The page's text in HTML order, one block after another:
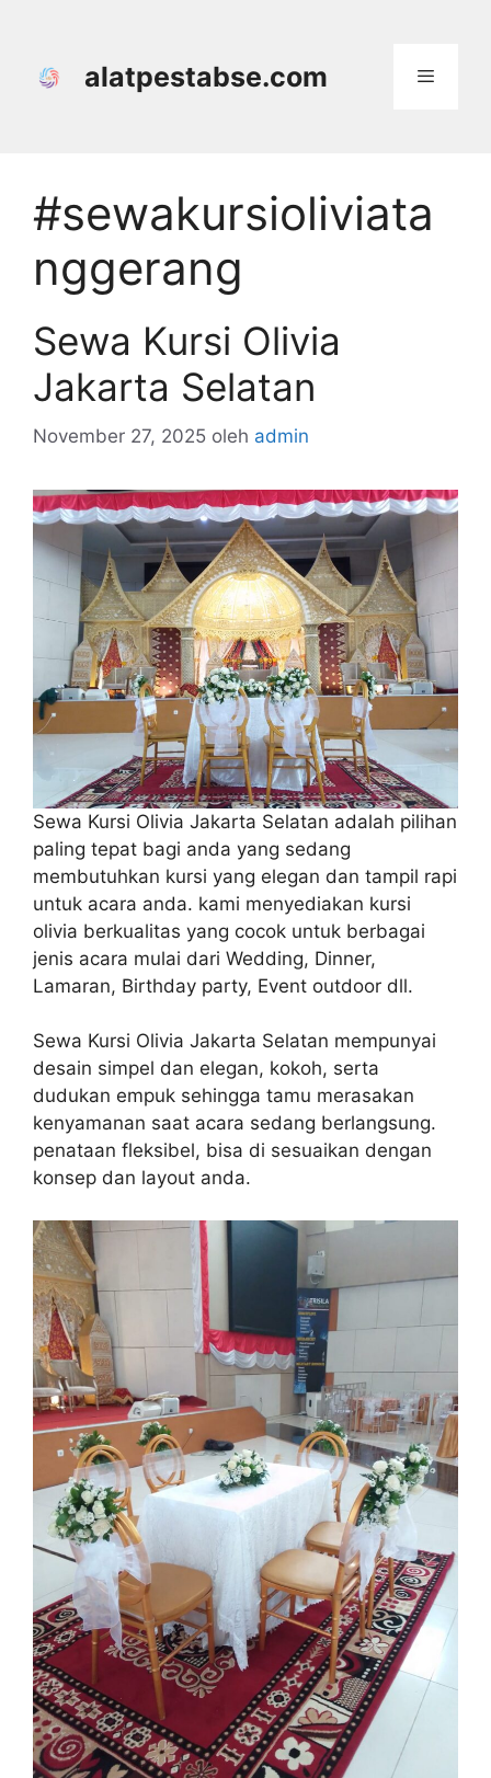
alatpestabse.com
#sewakursioliviata
nggerang
Sewa Kursi Olivia
Jakarta Selatan
November 27, 2025 oleh admin
Sewa Kursi Olivia Jakarta Selatan adalah pilihan
paling tepat bagi anda yang sedang
membutuhkan kursi yang elegan dan tampil rapi
untuk acara anda. kami menyediakan kursi
olivia berkualitas yang cocok untuk berbagai
jenis acara mulai dari Wedding, Dinner,
Lamaran, Birthday party, Event outdoor dll.
Sewa Kursi Olivia Jakarta Selatan mempunyai
desain simpel dan elegan, kokoh, serta
dudukan empuk sehingga tamu merasakan
kenyamanan saat acara sedang berlangsung.
penataan fleksibel, bisa di sesuaikan dengan
konsep dan layout anda.